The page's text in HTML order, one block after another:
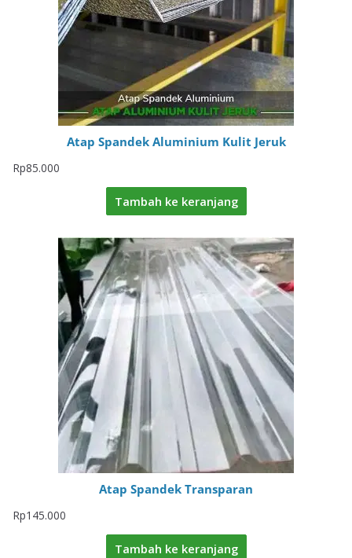
Atap Spandek Aluminium Kulit Jeruk
Rp85.000
Tambah ke keranjang
Atap Spandek Transparan
Rp145.000
Tambah ke keranjang